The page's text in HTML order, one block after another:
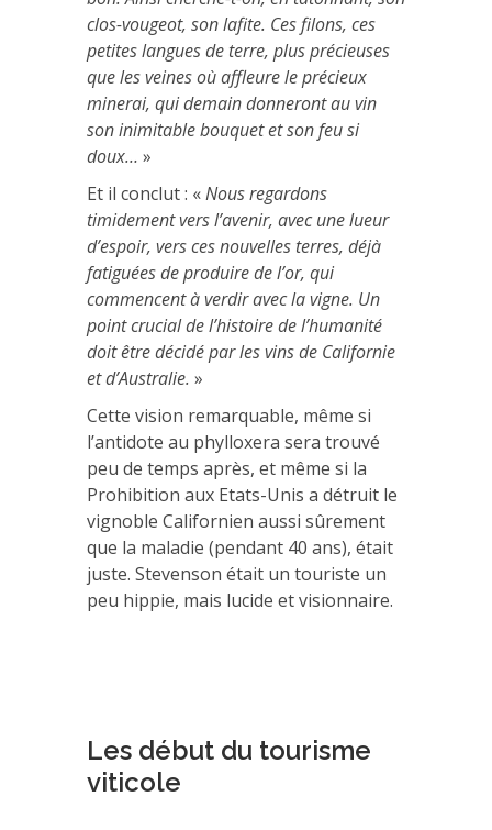
clos-vougeot, son lafite. Ces filons, ces
petites langues de terre, plus précieuses
que les veines où affleure le précieux
minerai, qui demain donneront au vin
son inimitable bouquet et son feu si
doux… »
Et il conclut : «Nous regardons
timidement vers l’avenir, avec une lueur
d’espoir, vers ces nouvelles terres, déjà
fatiguées de produire de l’or, qui
commencent à verdir avec la vigne. Un
point crucial de l’histoire de l’humanité
doit être décidé par les vins de Californie
et d’Australie. »
Cette vision remarquable, même si
l’antidote au phylloxera sera trouvé
peu de temps après, et même si la
Prohibition aux Etats-Unis a détruit le
vignoble Californien aussi sûrement
que la maladie (pendant 40 ans), était
juste. Stevenson était un touriste un
peu hippie, mais lucide et visionnaire.
Les début du tourisme
viticole